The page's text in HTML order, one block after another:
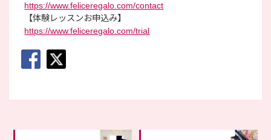
https://www.feliceregalo.com/contact
【体験レッスンお申込み】
https://www.feliceregalo.com/trial